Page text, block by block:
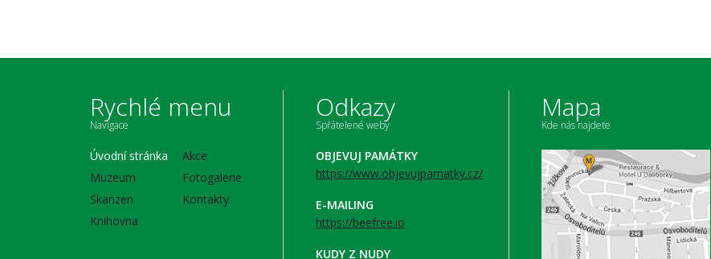
Rychlé menu
Navigace
Úvodní stránka
Muzeum
Skanzen
Knihovna
Akce
Fotogalerie
Kontakty
Odkazy
Spřátelené weby
OBJEVUJ PAMÁTKY
https://www.objevujpamatky.cz/
E-MAILING
https://beefree.io
KUDY Z NUDY
Mapa
Kde nás najdete